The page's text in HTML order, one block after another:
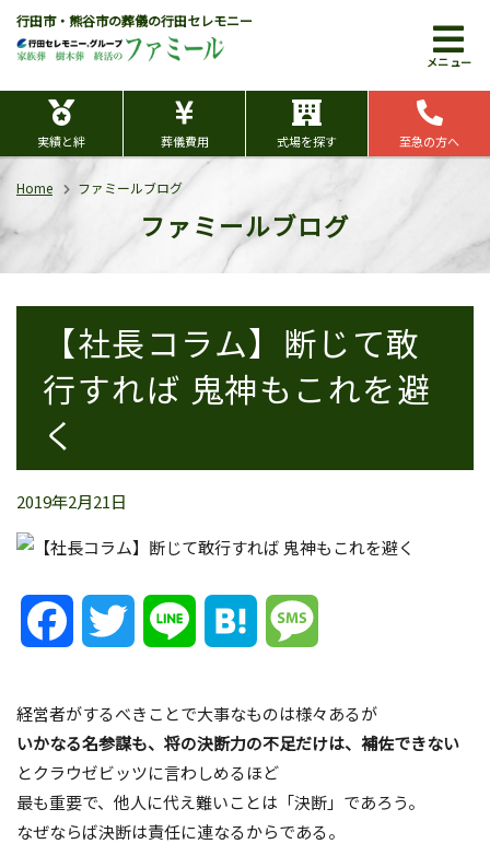
行田市・熊谷市の葬儀の行田セレモニー
メニュー
実績と絆 葬儀費用 式場を探す 至急の方へ
Home ファミールブログ
ファミールブログ
【社長コラム】断じて敢
行すれば 鬼神もこれを避
く
2019年2月21日
FacebookTwitter Line Hatena
経営者がするべきことで大事なものは様々あるが
いかなる名参謀も、将の決断力の不足だけは、補佐できない
とクラウゼビッツに言わしめるほど
最も重要で、他人に代え難いことは「決断」であろう。
なぜならば決断は責任に連なるからである。